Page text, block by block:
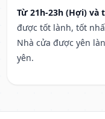
Từ 21h-23h (Hợi) và
được tốt lành, tốt
Nhà cửa được yên
yên.